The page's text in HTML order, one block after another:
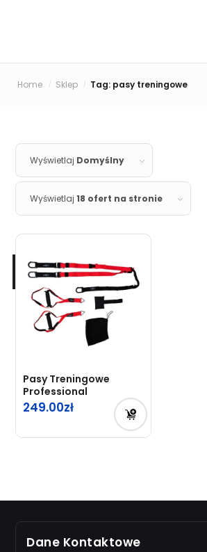
Home / Sklep / Tag: pasy treningowe
Wyświetlaj Domyślny
Wyświetlaj18 ofert na stronie
Pasy Treningowe
Professional
249.00
Dane Kontaktowe